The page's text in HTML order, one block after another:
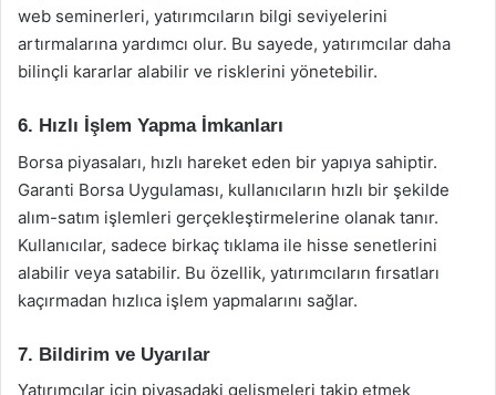
web seminerleri, yatırımcıların bilgi seviyelerini
artırmalarına yardımcı olur. Bu sayede, yatırımcılar daha
bilinçli kararlar alabilir ve risklerini yönetebilir.
6. Hızlı İşlem Yapma İmkanları
Borsa piyasaları, hızlı hareket eden bir yapıya sahiptir.
Garanti Borsa Uygulaması, kullanıcıların hızlı bir şekilde
alım-satım işlemleri gerçekleştirmelerine olanak tanır.
Kullanıcılar, sadece birkaç tıklama ile hisse senetlerini
alabilir veya satabilir. Bu özellik, yatırımcıların fırsatları
kaçırmadan hızlıca işlem yapmalarını sağlar.
7. Bildirim ve Uyarılar
Yatırımcılar için piyasadaki gelişmeleri takip etmek